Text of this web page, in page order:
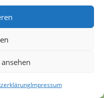
Impressum
blüht im Hochsommer
Cookie-Richtlinie (EU)
Dieter Lühmann